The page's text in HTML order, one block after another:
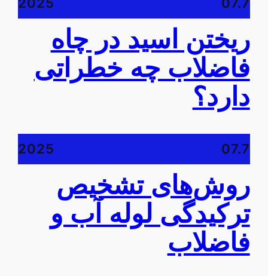
ریختن اسید در چاه
فاضلاب چه خطراتی
دارد؟
07.7
2025
روش‌های تشخیص
ترکیدگی لوله آب و
فاضلاب